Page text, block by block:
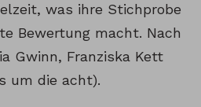
was ihre Stichprobe
Bewertung macht. Nach
Gwinn, Franziska Kett
um die acht).